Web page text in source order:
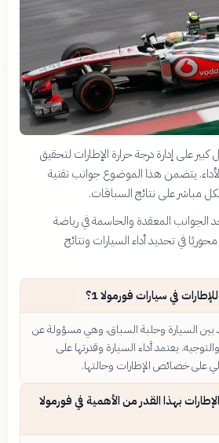
فورمولا 1 بشكل كبير على إدارة درجة حرارة الإطارات لتحقيق
يتضمن هذا الموضوع جوانب تقنية
مباشر على نتائج السباقات.
الجوانب المعقدة والحاسمة في رياضة
دورًا محوريًا في تحديد أداء السيارات ونتائج
في سيارات فورمولا 1؟
بين السيارة وحلبة السباق، وهي مسؤولة عن
يعتمد أداء السيارة وقدرتها على
على خصائص الإطارات وحالتها.
بهذا القدر من الأهمية في فورمولا